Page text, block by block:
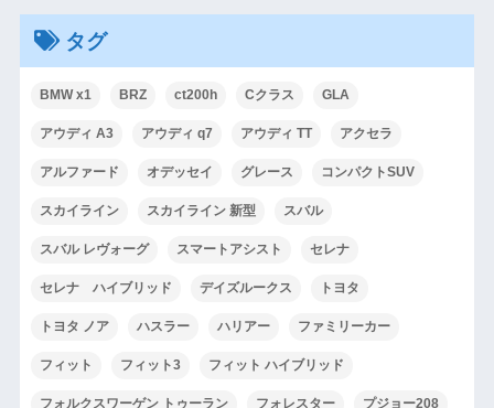
タグ
BMW x1 BRZ ct200h Cクラス GLA
アウディ A3 アウディ q7 アウディ TT アクセラ
アルファード オデッセイ グレース コンパクトSUV
スカイライン スカイライン 新型 スバル
スバル レヴォーグ スマートアシスト セレナ
セレナ ハイブリッド デイズルークス トヨタ
トヨタ ノア ハスラー ハリアー ファミリーカー
フィット フィット3 フィット ハイブリッド
フォルクスワーゲン トゥーラン フォレスター プジョー208